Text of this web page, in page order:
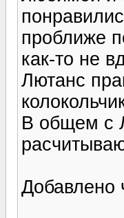
проближе
как-то не
Лютанс
В общем с
Добавлено